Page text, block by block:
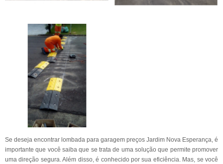
Se deseja encontrar lombada para garagem preços Jardim Nova Esperança, é
importante que você saiba que se trata de uma solução que permite promover
uma direção segura. Além disso, é conhecido por sua eficiência. Mas, se você